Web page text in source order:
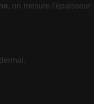
, on mesure l'épaisseur